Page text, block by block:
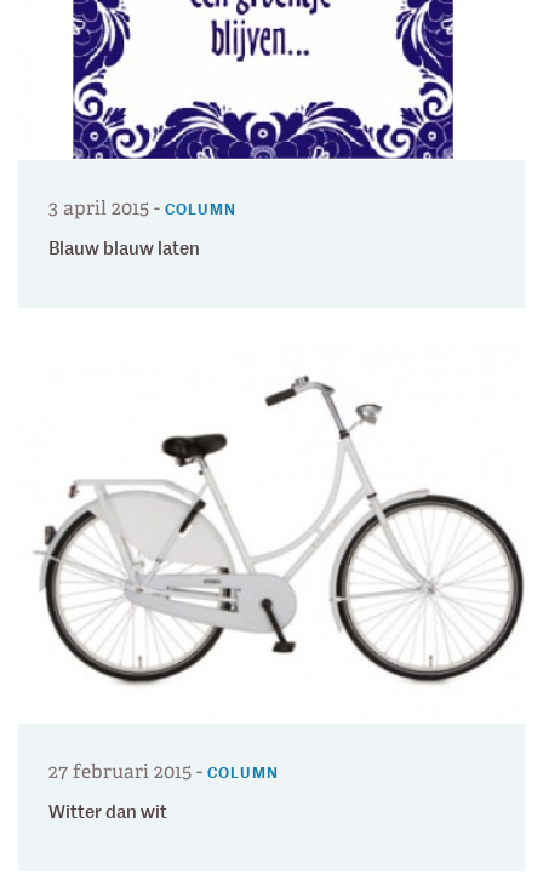
3 april 2015 - COLUMN
Blauw blauw laten
27 februari 2015 - COLUMN
Witter dan wit